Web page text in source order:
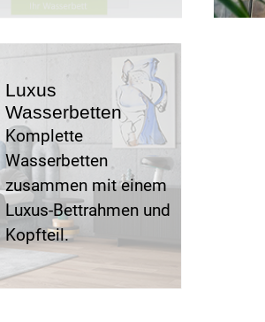
Luxus
Wasserbetten
Komplette
Wasserbetten
zusammen mit einem
Luxus-Bettrahmen und
Kopfteil.